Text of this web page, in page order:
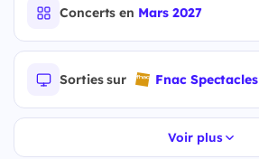
Concerts en Mars 2027
Sorties sur Fnac Spectacles
Voir plus